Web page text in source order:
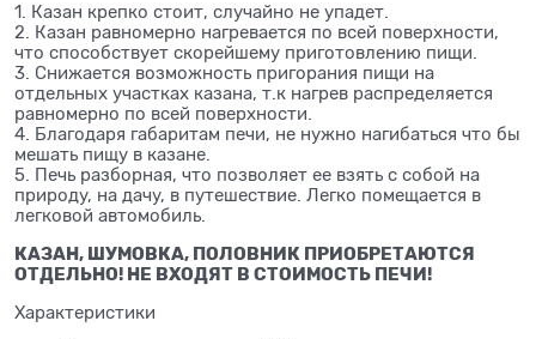
1. Казан крепко стоит, случайно не упадет.
2. Казан равномерно нагревается по всей поверхности,
что способствует скорейшему приготовлению пищи.
3. Снижается возможность пригорания пищи на
отдельных участках казана, т.к нагрев распределяется
равномерно по всей поверхности.
4. Благодаря габаритам печи, не нужно нагибаться что бы
мешать пищу в казане.
5. Печь разборная, что позволяет ее взять с собой на
природу, на дачу, в путешествие. Легко помещается в
легковой автомобиль.
КАЗАН, ШУМОВКА, ПОЛОВНИК ПРИОБРЕТАЮТСЯ
ОТДЕЛЬНО! НЕ ВХОДЯТ В СТОИМОСТЬ ПЕЧИ!
Характеристики